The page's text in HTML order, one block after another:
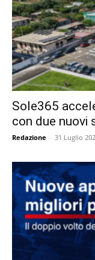
Sole365
con due nuovi
Redazione - 31 Luglio